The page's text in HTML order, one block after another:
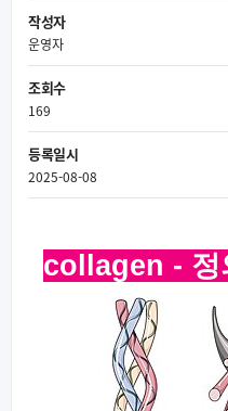
작성자
운영자
조회수
169
등록일시
2025-08-08
collagen - 정